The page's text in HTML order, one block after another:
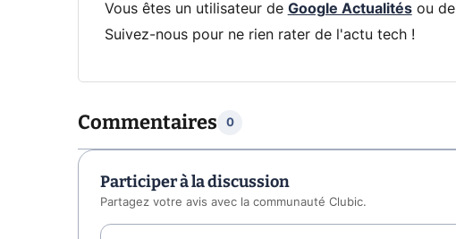
Vous êtes un utilisateur de Google Actualitésou de
Suivez-nous pour ne rien rater de l'actu tech !
Commentaires 0
Participer à la discussion
Partagez votre avis avec la communauté Clubic.